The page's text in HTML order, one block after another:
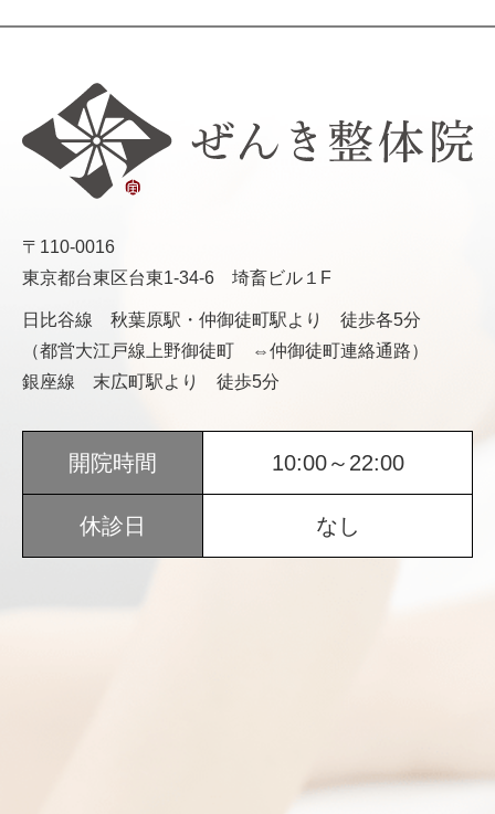
〒110-0016
東京都台東区台東1-34-6 埼畜ビル１F
日比谷線 秋葉原駅・仲御徒町駅より 徒歩各5分
（都営大江戸線上野御徒町 ⇔仲御徒町連絡通路）
銀座線 末広町駅より 徒歩5分
開院時間 10:00～22:00
休診日 なし